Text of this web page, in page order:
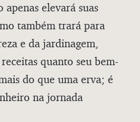
elevará suas
também trará para
e da jardinagem,
quanto seu bem-
do que uma erva; é
na jornada